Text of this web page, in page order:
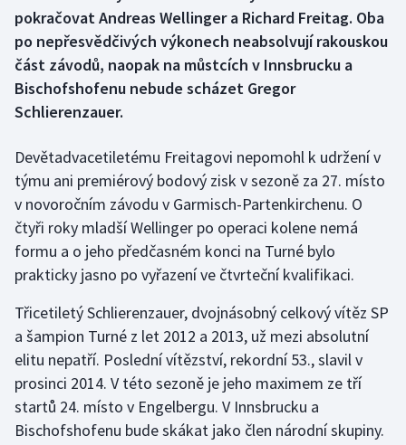
Curling
Florbal
Futsal
Golf
Gymnastika
Jezdectví
Judo
Krasobruslení
pokračovat Andreas Wellinger a Richard Freitag. Oba
po nepřesvědčivých výkonech neabsolvují rakouskou
část závodů, naopak na můstcích v Innsbrucku a
Bischofshofenu nebude scházet Gregor
Schlierenzauer.
Devětadvacetiletému Freitagovi nepomohl k udržení v
týmu ani premiérový bodový zisk v sezoně za 27. místo
v novoročním závodu v Garmisch-Partenkirchenu. O
čtyři roky mladší Wellinger po operaci kolene nemá
formu a o jeho předčasném konci na Turné bylo
prakticky jasno po vyřazení ve čtvrteční kvalifikaci.
Třicetiletý Schlierenzauer, dvojnásobný celkový vítěz SP
a šampion Turné z let 2012 a 2013, už mezi absolutní
elitu nepatří. Poslední vítězství, rekordní 53., slavil v
prosinci 2014. V této sezoně je jeho maximem ze tří
startů 24. místo v Engelbergu. V Innsbrucku a
Bischofshofenu bude skákat jako člen národní skupiny.